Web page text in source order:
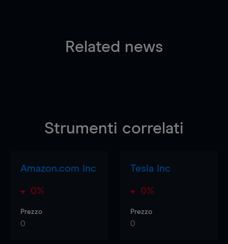
Related news
Strumenti correlati
Amazon.com Inc
0%
Prezzo
0
Tesla Inc
0%
Prezzo
0